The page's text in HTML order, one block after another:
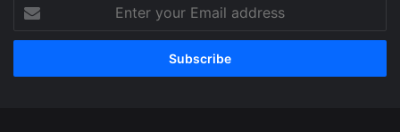
your
Email